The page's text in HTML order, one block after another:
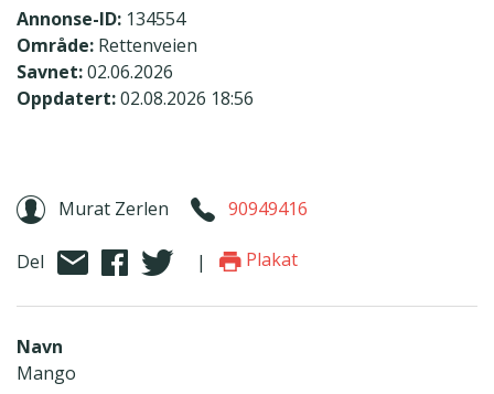
Annonse-ID: 134554
Område: Rettenveien
Savnet:02.06.2026
Oppdatert:02.08.2026 18:56
Murat Zerlen 90949416
Del | Plakat
Navn
Mango